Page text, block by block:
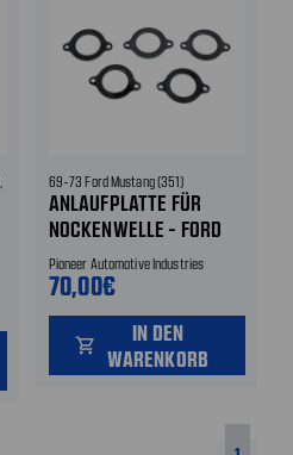
69-73 Ford Mustang (351)
ANLAUFPLATTE FÜR
NOCKENWELLE - FORD
CLEVELAND - 5 STÜCK
Pioneer Automotive Industries
70,00€
shopping_cart
IN DEN
WARENKORB